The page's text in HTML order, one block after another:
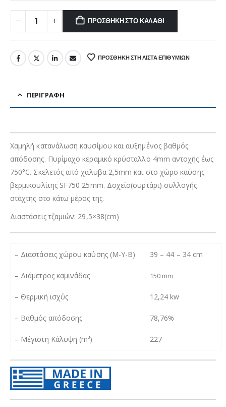
ΠΡΟΣΘΉΚΗ ΣΤΟ ΚΑΛΆΘΙ
ΠΡΟΣΘΉΚΗ ΣΤΗ ΛΊΣΤΑ ΕΠΙΘΥΜΙΏΝ
ΠΕΡΙΓΡΑΦΉ
Χαμηλή κατανάλωση καυσίμου και αυξημένος βαθμός
απόδοσης. Πυρίμαχο κεραμικό κρύσταλλο 4mm αντοχής έως
750°C. Σκελετός από χάλυβα 2,5mm και στο χώρο καύσης
βερμικουλίτης SF750 25mm. Δοχείο(συρτάρι) συλλογής
στάχτης στο κάτω μέρος της.
Διαστάσεις τζαμιών: 29,5×38(cm)
– Διαστάσεις χώρου καύσης (Μ-Υ-Β) 39 – 44 – 34 cm
– Διάμετρος καμινάδας 150 mm
– Θερμική ισχύς 12,24 kw
– Βαθμός απόδοσης 78,76%
– Μέγιστη Κάλυψη (m³) 227